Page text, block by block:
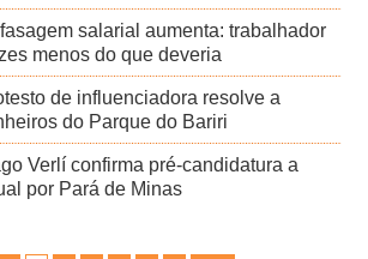
salarial aumenta: trabalhador
menos do que deveria
de influenciadora resolve a
do Parque do Bariri
Verlí confirma pré-candidatura a
por Pará de Minas